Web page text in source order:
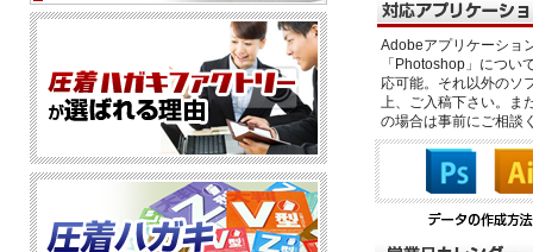
Adobeアプリケーショ
「Photoshop」につい
応可能。それ以外のソ
上、ご入稿下さい。ま
の場合は事前にご相談